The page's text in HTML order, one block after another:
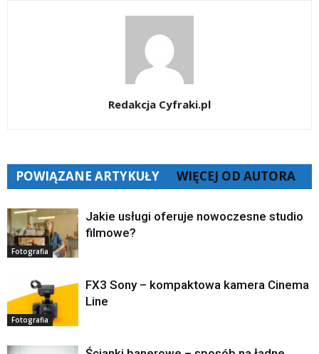
Redakcja Cyfraki.pl
POWIĄZANE ARTYKUŁY WIĘCEJ OD AUTORA
Fotografia
Jakie usługi oferuje nowoczesne studio
filmowe?
Fotografia
FX3 Sony – kompaktowa kamera Cinema
Line